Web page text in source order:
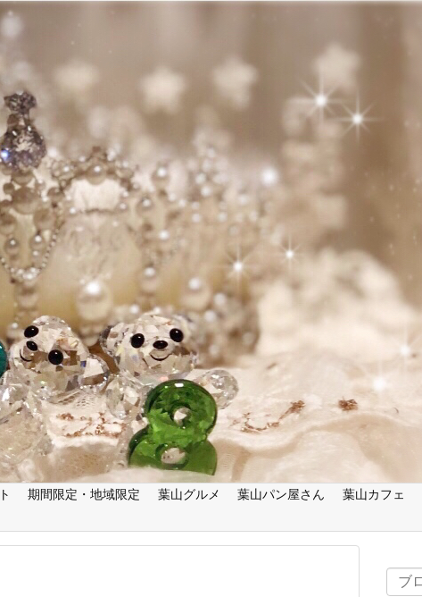
期間限定・地域限定 葉山グルメ 葉山パン屋さん 葉山カフェ